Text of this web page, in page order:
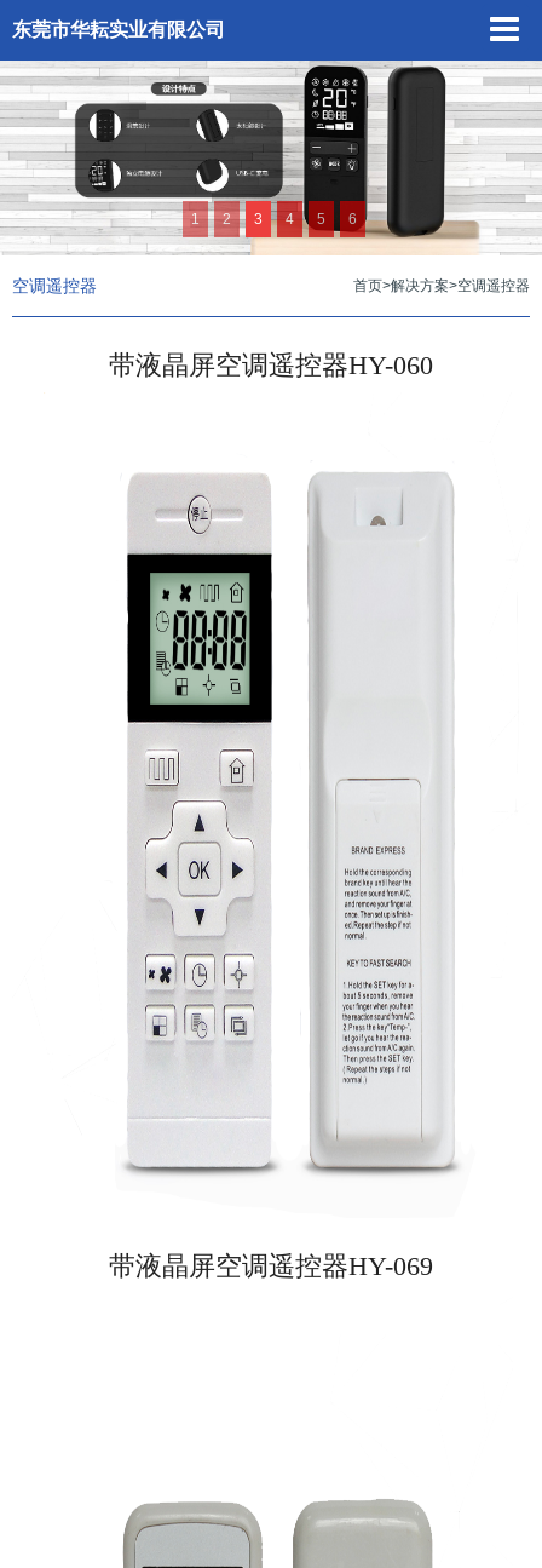
东莞市华耘实业有限公司
1 2 3 4 5 6
空调遥控器 首页>解决方案>空调遥控器
带液晶屏空调遥控器HY-060
带液晶屏空调遥控器HY-069